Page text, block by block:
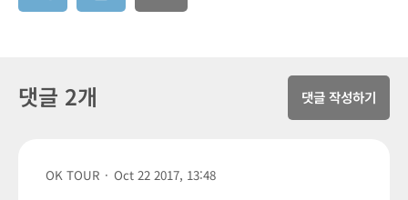
댓글 2개 댓글 작성하기
OK TOUR · Oct 22 2017, 13:48